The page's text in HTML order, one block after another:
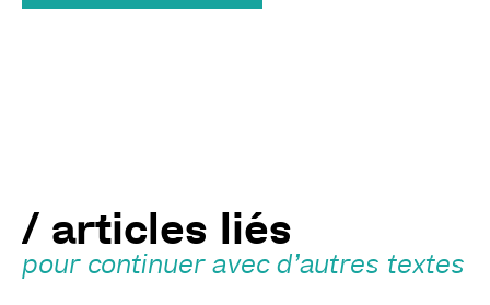
/ articles liés
pour continuer avec d’autres textes